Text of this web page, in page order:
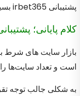
پشتیبانی irbet365 بسیار بالا است.
کلام پایانی؛
بازار سایت های شرط
است و تعداد سایت‌ها راحت از ۳۰۰ هم
به شکلی جالب توجه